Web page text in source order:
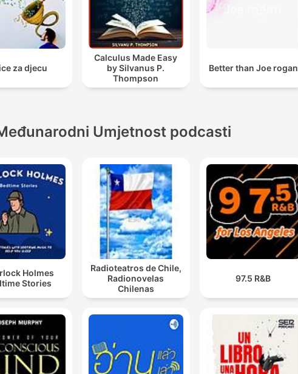
za djecu
Calculus Made Easy
by Silvanus P.
Thompson
Better than Joe rogan
Umjetnost podcasti
Holmes
Stories
Radioteatros de Chile,
Radionovelas
Chilenas
97.5 R&B